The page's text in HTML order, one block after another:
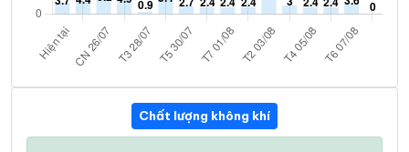
Chất lượng không khí